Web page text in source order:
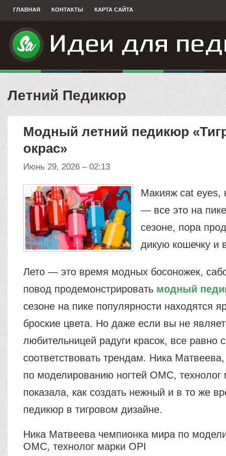
ГЛАВНАЯ КОНТАКТЫ КАРТА САЙТА
Летний Педикюр
Модный летний педикюр
окрас»
Июнь 29, 2026 – 02:13
Макияж cat eyes,
— все это на
сезоне, пора
дикую кошечку и
Лето — это время модных босоножек,
повод продемонстрировать модный
сезоне на пике популярности находятся
броские цвета. Но даже если вы не
любительницей радуги красок, все равно
соответствовать трендам. Ника
по моделированию ногтей ОМС, технолог
показала, как создать нежный и в то же
педикюр в тигровом дизайне.
Ника Матвеева чемпионка мира по
ОМС, технолог марки OPI